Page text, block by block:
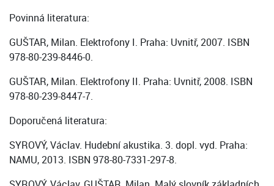
Povinná literatura:
GUŠTAR, Milan. Elektrofony I. Praha: Uvnitř, 2007. ISBN
978-80-239-8446-0.
GUŠTAR, Milan. Elektrofony II. Praha: Uvnitř, 2008. ISBN
978-80-239-8447-7.
Doporučená literatura:
SYROVÝ, Václav. Hudební akustika. 3. dopl. vyd. Praha:
NAMU, 2013. ISBN 978-80-7331-297-8.